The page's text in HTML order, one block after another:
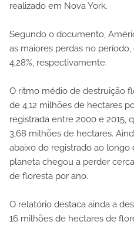
realizado em Nova York.
Segundo o documento,
as maiores perdas no
4,28%, respectivamente.
O ritmo médio de destruição
de 4,12 milhões de hectares
registrada entre 2000 e 2015,
3,68 milhões de hectares.
abaixo do registrado ao longo
planeta chegou a perder
de floresta por ano.
O relatório destaca ainda a
16 milhões de hectares de